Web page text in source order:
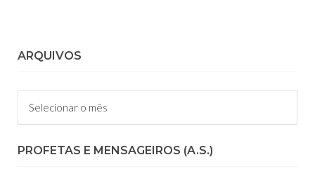
ARQUIVOS
Arquivos
PROFETAS E MENSAGEIROS (A.S.)